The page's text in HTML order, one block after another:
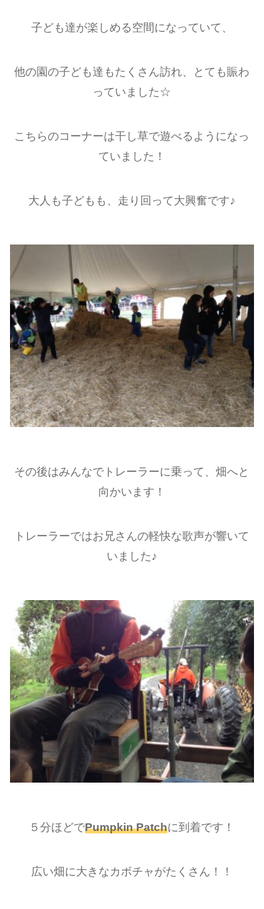
子ども達が楽しめる空間になっていて、
他の園の子ども達もたくさん訪れ、とても賑わ
っていました☆
こちらのコーナーは干し草で遊べるようになっ
ていました！
大人も子どもも、走り回って大興奮です♪
その後はみんなでトレーラーに乗って、畑へと
向かいます！
トレーラーではお兄さんの軽快な歌声が響いて
いました♪
５分ほどでPumpkin Patchに到着です！
広い畑に大きなカボチャがたくさん！！